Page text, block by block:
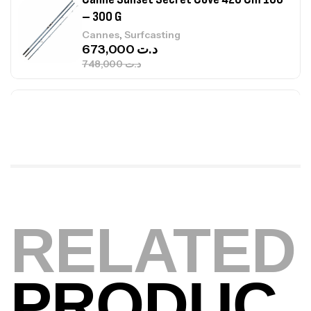
Canne Jigging Sunset Massive Attack
1.83m 120/250gr 30kg
Cannes,Jigging
Volant 3 Branches Inox T26S/35
Accastillage bateau Accessoires bateaux
د.ت367,000
RELATED